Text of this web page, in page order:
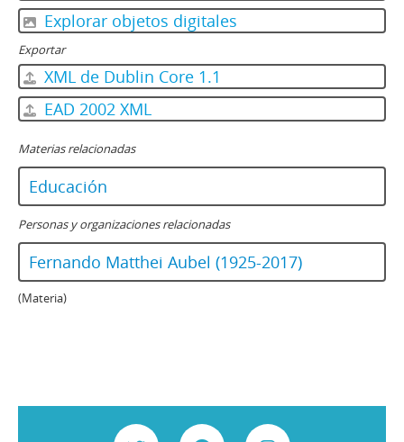
Explorar objetos digitales
Exportar
XML de Dublin Core 1.1
EAD 2002 XML
Materias relacionadas
Educación
Personas y organizaciones relacionadas
Fernando Matthei Aubel (1925-2017)
(Materia)